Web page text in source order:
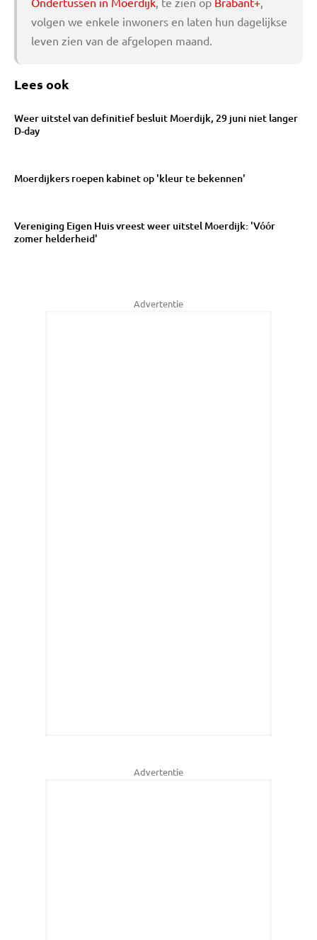
volgen we enkele inwoners en laten hun dagelijkse
leven zien van de afgelopen maand.
Lees ook
Weer uitstel van definitief besluit Moerdijk, 29 juni niet langer
D-day
Moerdijkers roepen kabinet op 'kleur te bekennen'
Vereniging Eigen Huis vreest weer uitstel Moerdijk: 'Vóór
zomer helderheid'
Advertentie
Advertentie